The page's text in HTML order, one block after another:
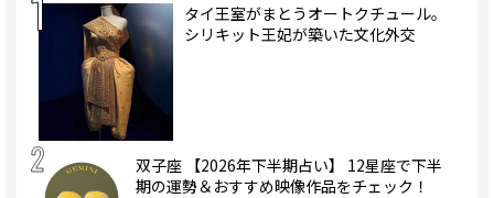
タイ王室がまとうオートクチュール。
シリキット王妃が築いた文化外交
双子座 【2026年下半期占い】 12星座で下半
期の運勢＆おすすめ映像作品をチェック！